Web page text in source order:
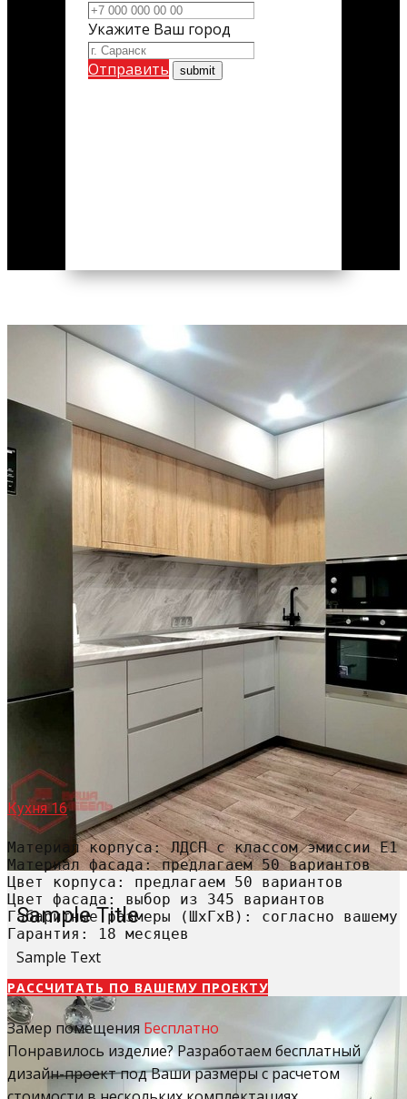
Укажите Ваш город
Отправить
Sample Title
Sample Text
Кухня 16
Материал корпуса: ЛДСП с классом эмиссии Е1
Материал фасада: предлагаем 50 вариантов
Цвет корпуса: предлагаем 50 вариантов
Цвет фасада: выбор из 345 вариантов
Габаритные размеры (ШхГхВ): согласно вашему
Гарантия: 18 месяцев
РАССЧИТАТЬ​ ПО ВАШЕМУ ПРОЕКТУ
Замер помещения Бесплатно
Понравилось изделие? Разработаем бесплатный
дизайн-проект под Ваши размеры с расчетом